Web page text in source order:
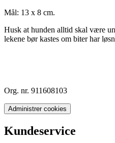
Mål: 13 x 8 cm.
Husk at hunden alltid skal være
lekene bør kastes om biter har
Org. nr. 911608103
Administrer cookies
Kundeservice